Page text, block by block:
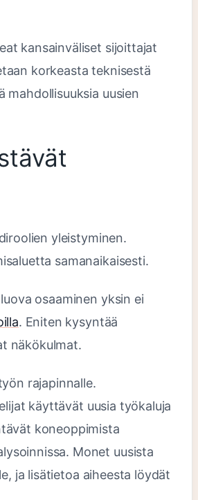
kansainväliset sijoittajat
korkeasta teknisestä
mahdollisuuksia uusien
yleistyminen.
samanaikaisesti.
osaaminen yksin ei
. Eniten kysyntää
näkökulmat.
rajapinnalle.
käyttävät uusia työkaluja
koneoppimista
Monet uusista
ja lisätietoa aiheesta löydät